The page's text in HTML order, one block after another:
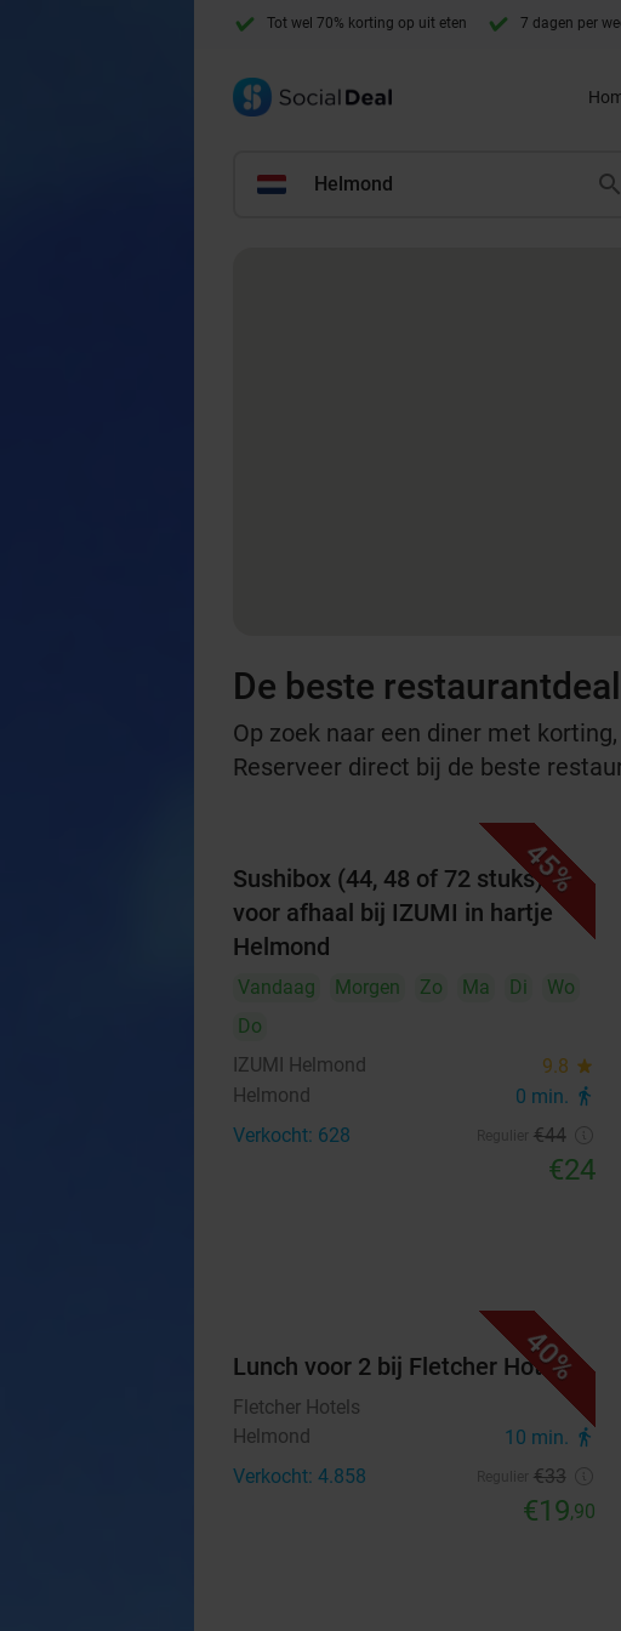
Tot wel 70% korting op uit eten 7 dagen per
Helmond
De beste
Op zoek naar een diner met
Reserveer direct bij de beste
45%
Sushibox (44, 48 of 72 stuks)
voor afhaal bij IZUMI in hartje
Helmond
Vandaag Morgen Zo Ma Di
Wo
Do
IZUMI Helmond
9.8 star
Helmond 0 min. directions_walk
Verkocht: 628 €44
€24
40%
Lunch voor 2 bij Fletcher Hotels
Fletcher Hotels
Helmond
10 min. directions_walk
Verkocht: 4.858 €33
€19,90